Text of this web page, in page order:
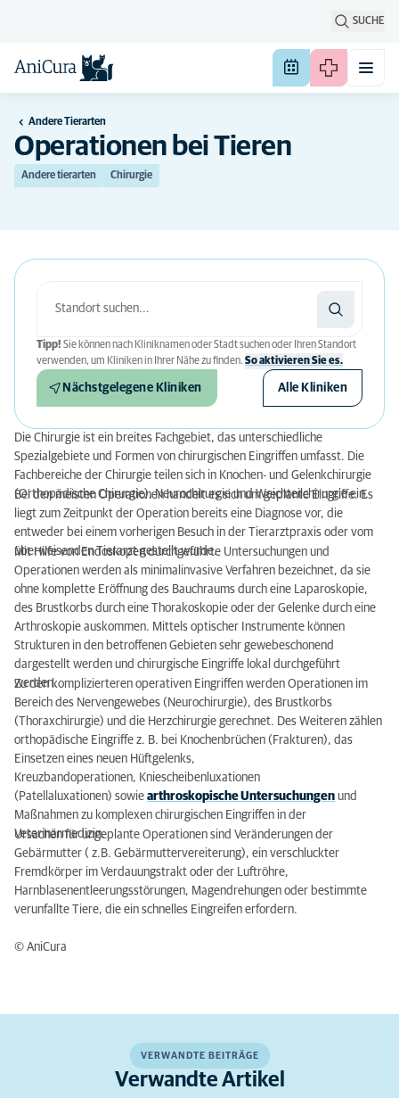
SUCHE
Andere Tierarten
Operationen bei Tieren
Andere tierarten Chirurgie
Tipp! Sie können nach Kliniknamen oder Stadt suchen oder Ihren Standort
verwenden, um Kliniken in Ihrer Nähe zu finden. So aktivieren Sie es.
Nächstgelegene Kliniken Alle Kliniken
Die Chirurgie ist ein breites Fachgebiet, das unterschiedliche
Spezialgebiete und Formen von chirurgischen Eingriffen umfasst. Die
Fachbereiche der Chirurgie teilen sich in Knochen- und Gelenkchirurgie
(Orthopädische Chirurgie), Neurochirurgie und Weichteilchirurgie ein.
Bei den meisten Operationen handelt es sich um geplante Eingriffe. Es
liegt zum Zeitpunkt der Operation bereits eine Diagnose vor, die
entweder bei einem vorherigen Besuch in der Tierarztpraxis oder vom
überweisenden Tierarzt gestellt wurde.
Mit Hilfe von Endoskopen durchgeführte Untersuchungen und
Operationen werden als minimalinvasive Verfahren bezeichnet, da sie
ohne komplette Eröffnung des Bauchraums durch eine Laparoskopie,
des Brustkorbs durch eine Thorakoskopie oder der Gelenke durch eine
Arthroskopie auskommen. Mittels optischer Instrumente können
Strukturen in den betroffenen Gebieten sehr gewebeschonend
dargestellt werden und chirurgische Eingriffe lokal durchgeführt
werden.
Zu den komplizierteren operativen Eingriffen werden Operationen im
Bereich des Nervengewebes (Neurochirurgie), des Brustkorbs
(Thoraxchirurgie) und die Herzchirurgie gerechnet. Des Weiteren zählen
orthopädische Eingriffe z. B. bei Knochenbrüchen (Frakturen), das
Einsetzen eines neuen Hüftgelenks,
Kreuzbandoperationen, Kniescheibenluxationen
(Patellaluxationen) sowie arthroskopische Untersuchungen und
Maßnahmen zu komplexen chirurgischen Eingriffen in der
Veterinärmedizin.
Ursachen für ungeplante Operationen sind Veränderungen der
Gebärmutter ( z.B. Gebärmuttervereiterung), ein verschluckter
Fremdkörper im Verdauungstrakt oder der Luftröhre,
Harnblasenentleerungsstörungen, Magendrehungen oder bestimmte
verunfallte Tiere, die ein schnelles Eingreifen erfordern.
© AniCura
VERWANDTE BEITRÄGE
Verwandte Artikel